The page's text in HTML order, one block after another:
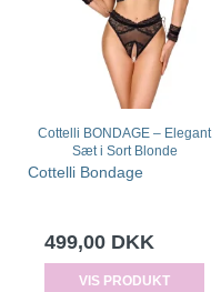
Cottelli BONDAGE – Elegant
Sæt i Sort Blonde
Cottelli Bondage
499,00 DKK
VIS PRODUKT